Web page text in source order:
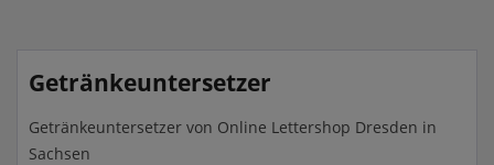
Getränkeuntersetzer
Getränkeuntersetzer von Online Lettershop Dresden in
Sachsen